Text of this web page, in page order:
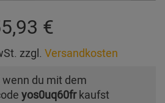
€
zzgl. Versandkosten
wenn du mit dem
yos0uq60frkaufst